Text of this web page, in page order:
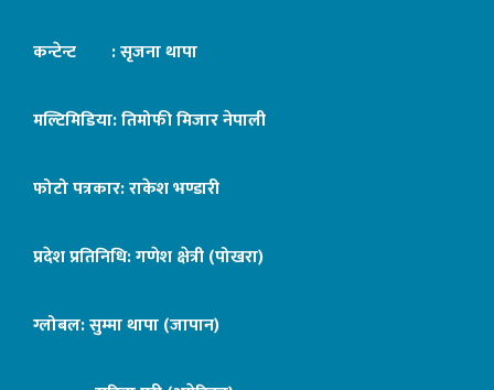
कन्टेन्ट : सृजना थापा
मल्टिमिडिया: तिमोफी मिजार नेपाली
फोटो पत्रकार: राकेश भण्डारी
प्रदेश प्रतिनिधि: गणेश क्षेत्री (पोखरा)
ग्लोबल: सुम्मा थापा (जापान)